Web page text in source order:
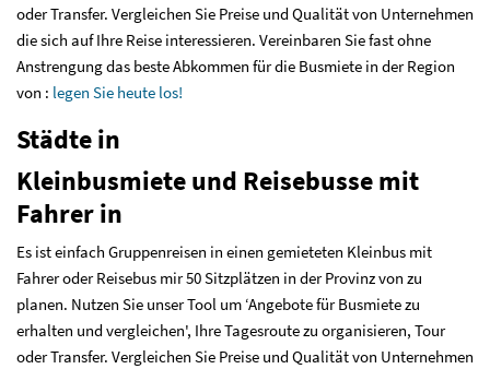
oder Transfer. Vergleichen Sie Preise und Qualität von Unternehmen
die sich auf Ihre Reise interessieren. Vereinbaren Sie fast ohne
Anstrengung das beste Abkommen für die Busmiete in der Region
von : legen Sie heute los!
Städte in
Kleinbusmiete und Reisebusse mit
Fahrer in
Es ist einfach Gruppenreisen in einen gemieteten Kleinbus mit
Fahrer oder Reisebus mir 50 Sitzplätzen in der Provinz von zu
planen. Nutzen Sie unser Tool um ‘Angebote für Busmiete zu
erhalten und vergleichen', Ihre Tagesroute zu organisieren, Tour
oder Transfer. Vergleichen Sie Preise und Qualität von Unternehmen